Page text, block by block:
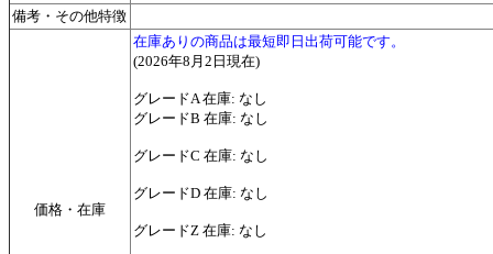
備考・その他特徴
価格・在庫
在庫ありの商品は最短即日出荷可能です。
(2026年8月2日現在)
グレードA 在庫: なし
グレードB 在庫: なし
グレードC 在庫: なし
グレードD 在庫: なし
グレードZ 在庫: なし